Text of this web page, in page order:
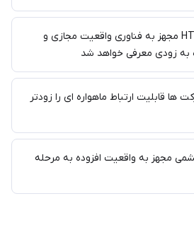
گوشی جدید HTC مجهز به فناوری واقعیت مجازی و
به زودی معرفی خواهد شد
ها قابلیت ارتباط ماهواره ای را زودتر
مجهز به واقعیت افزوده به مرحله